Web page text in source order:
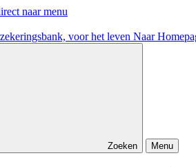
naar menu
Naar
Zoeken
Menu